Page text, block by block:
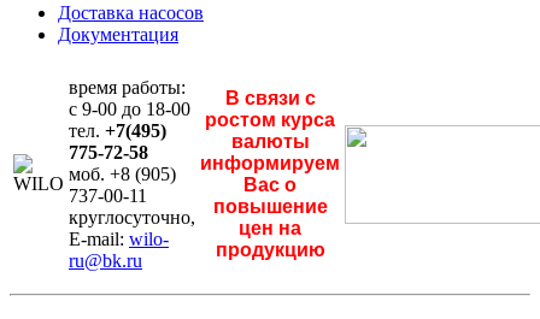
Доставка насосов
Документация
время работы:
с 9-00 до 18-00
тел. +7(495)
775-72-58
моб. +8 (905)
737-00-11
круглосуточно,
E-mail: wilo-
ru@bk.ru
В связи с
ростом курса
валюты
информируем
Вас о
повышение
цен на
продукцию